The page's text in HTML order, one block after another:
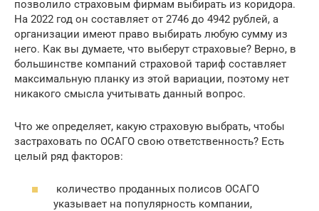
позволило страховым фирмам выбирать из коридора.
На 2022 год он составляет от 2746 до 4942 рублей, а
организации имеют право выбирать любую сумму из
него. Как вы думаете, что выберут страховые? Верно, в
большинстве компаний страховой тариф составляет
максимальную планку из этой вариации, поэтому нет
никакого смысла учитывать данный вопрос.
Что же определяет, какую страховую выбрать, чтобы
застраховать по ОСАГО свою ответственность? Есть
целый ряд факторов:
количество проданных полисов ОСАГО
указывает на популярность компании,